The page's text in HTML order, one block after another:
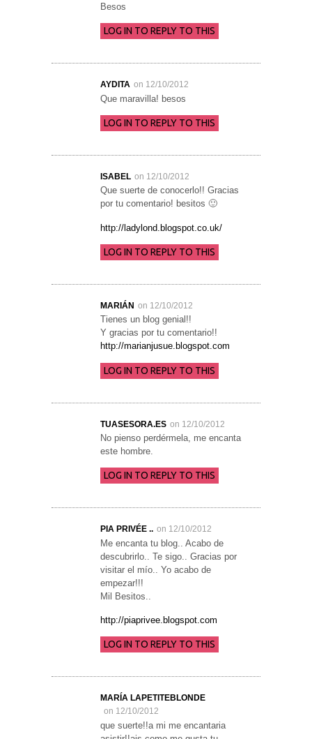
Besos
LOG IN TO REPLY TO THIS
AYDITA on 12/10/2012
Que maravilla! besos
LOG IN TO REPLY TO THIS
ISABEL on 12/10/2012
Que suerte de conocerlo!! Gracias
por tu comentario! besitos 🙂
http://ladylond.blogspot.co.uk/
LOG IN TO REPLY TO THIS
MARIÁN on 12/10/2012
Tienes un blog genial!!
Y gracias por tu comentario!!
http://marianjusue.blogspot.com
LOG IN TO REPLY TO THIS
TUASESORA.ES on 12/10/2012
No pienso perdérmela, me encanta
este hombre.
LOG IN TO REPLY TO THIS
PIA PRIVÉE .. on 12/10/2012
Me encanta tu blog.. Acabo de
descubrirlo.. Te sigo.. Gracias por
visitar el mío.. Yo acabo de
empezar!!!
Mil Besitos..
http://piaprivee.blogspot.com
LOG IN TO REPLY TO THIS
MARÍA LAPETITEBLONDE
on 12/10/2012
que suerte!!a mi me encantaria